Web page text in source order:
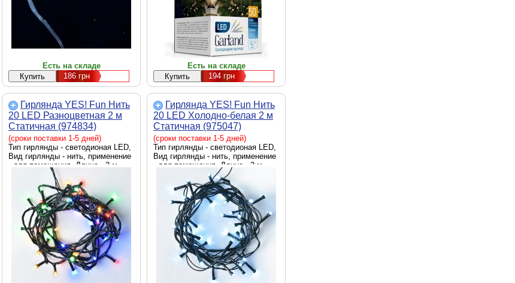
Есть на складе
186грн
Есть на складе
194грн
Гирлянда YES! Fun Нить
20 LED Разноцветная 2 м
Статичная (974834)
(сроки поставки 1-5 дней)
Тип гирлянды - светодионая LED,
Вид гирлянды - нить, применение
- для помещения, Длина - 2 м
Гирлянда YES! Fun Нить
20 LED Холодно-белая 2 м
Статичная (975047)
(сроки поставки 1-5 дней)
Тип гирлянды - светодионая LED,
Вид гирлянды - нить, применение
- для помещения, Длина - 2 м